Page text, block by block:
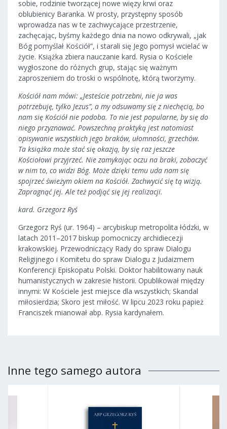
sobie, rodzinie tworzącej nowe więzy krwi oraz
oblubienicy Baranka. W prosty, przystępny sposób
wprowadza nas w te zachwycające przestrzenie,
zachęcając, byśmy każdego dnia na nowo odkrywali, „jak
Bóg pomyślał Kościół”, i starali się Jego pomysł wcielać w
życie. Książka zbiera nauczanie kard. Rysia o Kościele
wygłoszone do różnych grup, stając się ważnym
zaproszeniem do troski o wspólnotę, którą tworzymy.
Kościół nam mówi: „Jesteście potrzebni, nie ja was
potrzebuję, tylko Jezus”, a my odsuwamy się z niechęcią, bo
nam się Kościół nie podoba. To nie jest popularne, by się do
niego przyznawać. Powszechną praktyką jest natomiast
opisywanie wszystkich jego braków, ułomności, grzechów.
Ta książka może stać się okazją, by się raz jeszcze
Kościołowi przyjrzeć. Nie zamykając oczu na braki, zobaczyć
w nim to, co widzi Bóg. Może dzięki temu uda nam się
spojrzeć świeżym okiem na Kościół. Zachwycić się tą wizją.
Zapragnąć jej. Ale też podjąć się jej realizacji.
kard. Grzegorz Ryś
Grzegorz Ryś (ur. 1964) – arcybiskup metropolita łódzki, w
latach 2011–2017 biskup pomocniczy archidiecezji
krakowskiej. Przewodniczący Rady do spraw Dialogu
Religijnego i Komitetu do spraw Dialogu z Judaizmem
Konferencji Episkopatu Polski. Doktor habilitowany nauk
humanistycznych w zakresie historii. Opublikował między
innymi: W Kościele jest miejsce dla wszystkich; Skandal
miłosierdzia; Skoro jest miłość. W lipcu 2023 roku papież
Franciszek mianował abp. Rysia kardynałem.
Inne tego samego autora